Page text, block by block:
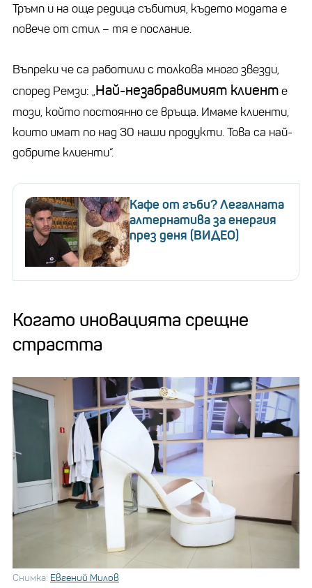
Тръмп и на още редица събития, където модата е
повече от стил – тя е послание.
Въпреки че са работили с толкова много звезди,
според Ремзи: „Най-незабравимият клиенте
този, който постоянно се връща. Имаме клиенти,
които имат по над 30 наши продукти. Това са най-
добрите клиенти“.
Кафе от гъби? Легалната
алтернатива за енергия
през деня (ВИДЕО)
Когато иновацията срещне
страстта
Снимка: Евгений Милов